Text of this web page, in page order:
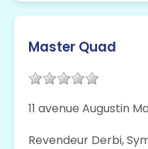
Master Quad
11 avenue Augustin
Revendeur Derbi,